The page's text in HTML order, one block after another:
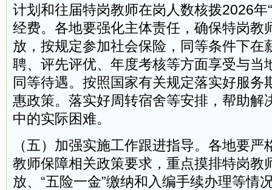
计划和往届特岗教师在岗人数核拨2026年
经费。各地要强化主体责任，确保特岗教
放，按规定参加社会保险，同等条件下在
聘、评先评优、年度考核等方面享受与当
同等待遇。按照国家有关规定落实好服务
惠政策。落实好周转宿舍等安排，帮助解
中的实际困难。
（五）加强实施工作跟进指导。各地要严
教师保障相关政策要求，重点摸排特岗教
放、“五险一金”缴纳和入编手续办理等情